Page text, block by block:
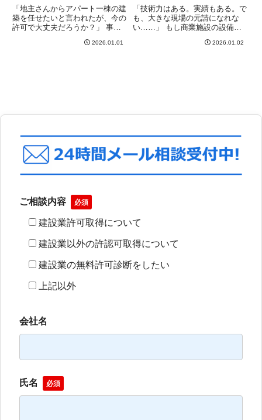
「地主さんからアパート一棟の建
築を任せたいと言われたが、今の
許可で大丈夫だろうか？」 事業
業者から、最近このような相談が
2026.01.01
け
「技術力はある。実績もある。で
も、大きな現場の元請になれな
い……」 もし商業施設の設備工
しさを感じているなら、原因は技
2026.01.02
ご相談内容 必須
建設業許可取得について
建設業以外の許認可取得について
建設業の無料許可診断をしたい
上記以外
会社名
氏名 必須